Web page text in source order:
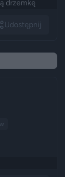
Udostępnij